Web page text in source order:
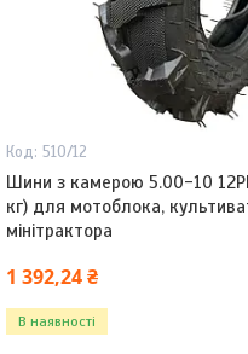
510/12
Шини з камерою 5.00-10
кг) для мотоблока,
мінітрактора
1 392,24 ₴
В наявності